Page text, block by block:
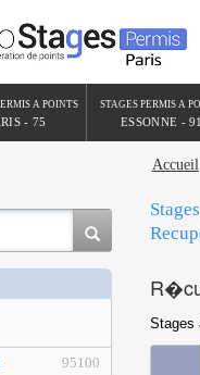
A POINTS
- 75
STAGES PERMIS A
ESSONNE - 91
Accueil
95100
Stages